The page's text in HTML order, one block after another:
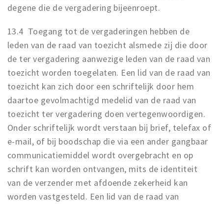
degene die de vergadering bijeenroept.
13.4 Toegang tot de vergaderingen hebben de
leden van de raad van toezicht alsmede zij die door
de ter vergadering aanwezige leden van de raad van
toezicht worden toegelaten. Een lid van de raad van
toezicht kan zich door een schriftelijk door hem
daartoe gevolmachtigd medelid van de raad van
toezicht ter vergadering doen vertegenwoordigen.
Onder schriftelijk wordt verstaan bij brief, telefax of
e-mail, of bij boodschap die via een ander gangbaar
communicatiemiddel wordt overgebracht en op
schrift kan worden ontvangen, mits de identiteit
van de verzender met afdoende zekerheid kan
worden vastgesteld. Een lid van de raad van